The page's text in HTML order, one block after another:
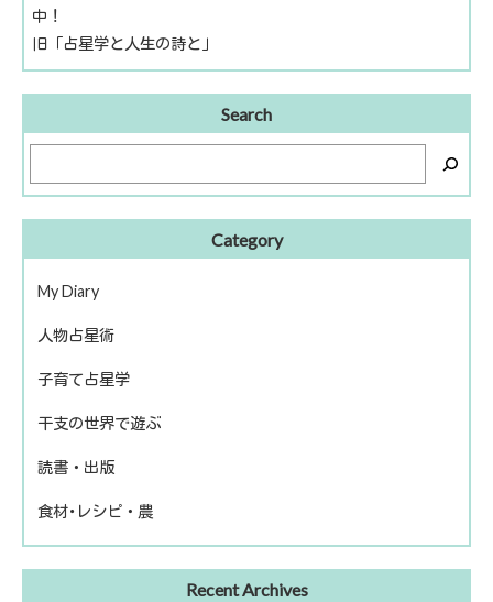
中！
旧「占星学と人生の詩と」
Search
Category
My Diary
ピアノ再開
人物占星術
歴史上の人物
話題の人物
子育て占星学
干支の世界で遊ぶ
きのえねファイル
運命を左右する星について
読書・出版
冬のソナタ
食材･レシピ・農
Recent Archives